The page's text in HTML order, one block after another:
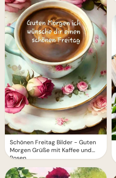
Schönen Freitag Bilder - Guten
Morgen Grüße mit Kaffee und
Rosen